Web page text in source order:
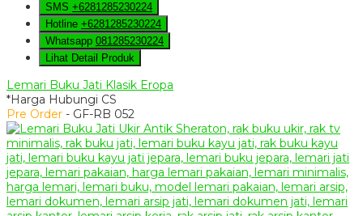
SMS +6281285230224
Hotline +6281285230224
Whatsapp 081285230224
Lihat Detail Produk
Lemari Buku Jati Klasik Eropa
*Harga Hubungi CS
Pre Order - GF-RB 052